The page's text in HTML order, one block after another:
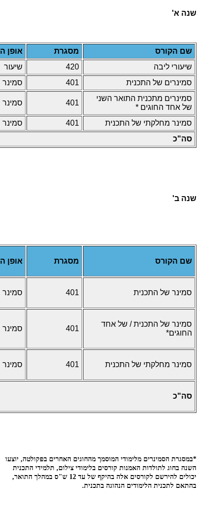
שנה א'
שם הקורס מסגרת
אופן
שיעורי ליבה
420
שיעור
סמינרים של התכנית
401
סמינר
סמינרים מתכנית התואר השני
של אחד החוגים *
401 סמינר
סמינר מחלקתי של התכנית 401
סמינר
סה"כ
שנה ב'
שם הקורס מסגרת אופן
סמינר של התכנית 401 סמינר
סמינר של התכנית / של אחד
החוגים*
401 סמינר
סמינר מחלקתי של התכנית 401 סמינר
סה"כ
*במסגרת הסמינרים מלימודי המוסמך מהחוגים האחרים בפקולטה, יוצעו
השנה בחוג לתולדות האמנות קורסים בלימודי צילום, תלמידי התכנית
יכולים להירשם לקורסים אלה בהיקף של עד 12 ש"ס במהלך התואר,
בהתאם לתכנית הלימודים הנהוגה בתכנית.